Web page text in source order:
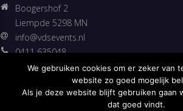
Boogershof 2
Liempde 5298 MN
info@vdsevents.nl
0411 635048
06 53307500
https://vdsevents.nl
Facebook
We gebruiken cookies om er zeker van
website zo goed mogelijk
Als je deze website blijft gebruiken gaan
dat goed vindt.